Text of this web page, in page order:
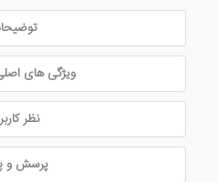
ویژگی های
نظر
پرسش و